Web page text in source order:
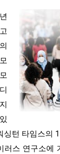
싱턴 타임스의
스 연구소에